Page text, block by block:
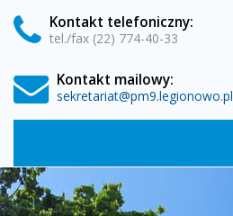
w
Legionowie
Kontakt telefoniczny:
tel./fax (22) 774-40-33
Kontakt mailowy:
sekretariat@pm9.legionowo.pl
główne